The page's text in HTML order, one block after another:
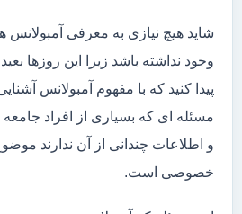
شاید هیچ نیازی به معرفی آمبولانس
وجود نداشته باشد زیرا این روزها
پیدا کنید که با مفهوم آمبولانس
مسئله ای که بسیاری از افراد جامعه
و اطلاعات چندانی از آن ندارند
خصوصی است.